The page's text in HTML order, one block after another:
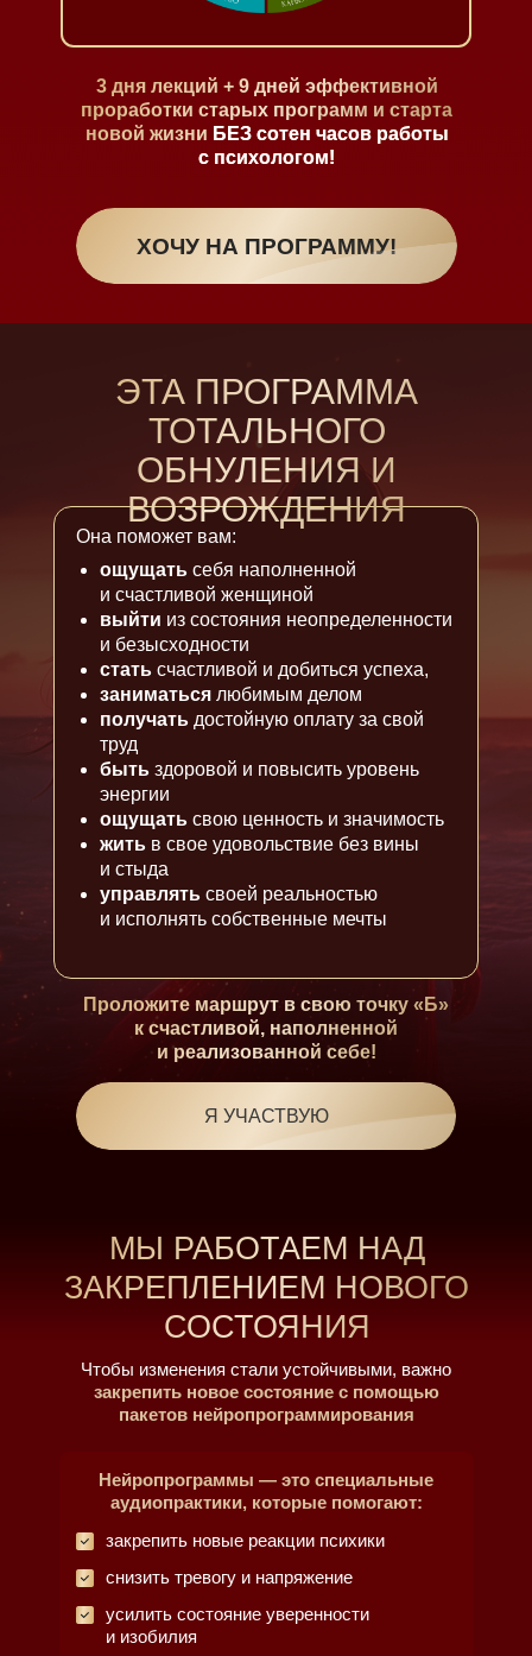
3 дня лекций + 9 дней эффективной
проработки старых программ и старта
новой жизни БЕЗ сотен часов работы
с психологом!
ХОЧУ НА ПРОГРАММУ!
Проложите маршрут в свою точку «Б»
к счастливой, наполненной
и реализованной себе!
Она поможет вам:
ощущать себя наполненной
и счастливой женщиной
выйти из состояния неопределенности
и безысходности
стать счастливой и добиться успеха,
заниматься любимым делом
получать достойную оплату за свой
труд
быть здоровой и повысить уровень
энергии
ощущать свою ценность и значимость
жить в свое удовольствие без вины
и стыда
управлять своей реальностью
и исполнять собственные мечты
ЭТА ПРОГРАММА
ТОТАЛЬНОГО
ОБНУЛЕНИЯ И
ВОЗРОЖДЕНИЯ
Я УЧАСТВУЮ
Чтобы изменения стали устойчивыми, важно
закрепить новое состояние с помощью
пакетов нейропрограммирования
Нейропрограммы — это специальные
аудиопрактики, которые помогают:
закрепить новые реакции психики
МЫ РАБОТАЕМ НАД
ЗАКРЕПЛЕНИЕМ НОВОГО
СОСТОЯНИЯ
снизить тревогу и напряжение
усилить состояние уверенности
и изобилия